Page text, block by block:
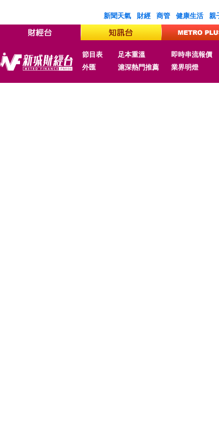
新聞天氣 財經 商管 健康生活 親
節目表 足本重溫
即時串流報價
外匯
滬深熱門推薦 業界明燈